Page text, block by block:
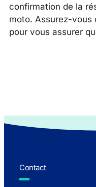
confirmation de la
moto. Assurez-vous
pour vous assurer
Contact